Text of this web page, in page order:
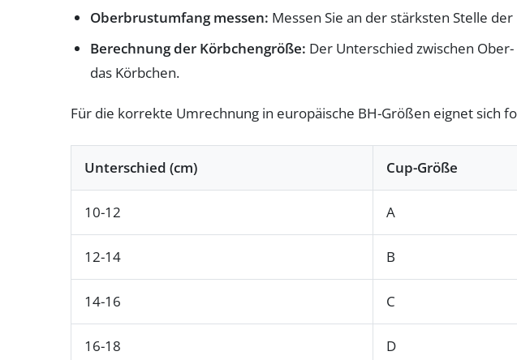
Oberbrustumfang messen: Messen Sie an der stärksten Stelle
Berechnung der Körbchengröße: Der Unterschied zwischen
das Körbchen.
Für die korrekte Umrechnung in europäische BH-Größen eignet sich
Unterschied (cm) Cup-Größe
10-12 A
12-14 B
14-16 C
16-18 D